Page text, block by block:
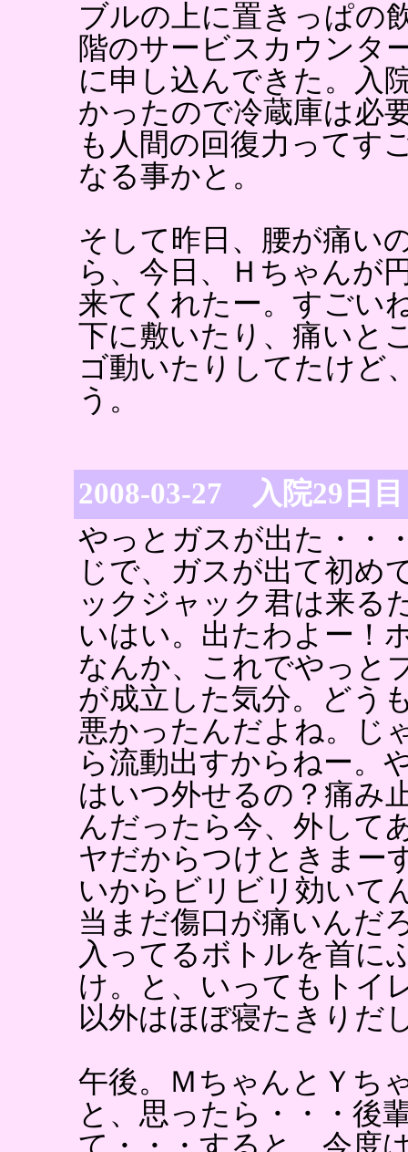
ブルの上に置きっぱの
階のサービスカウンタ
に申し込んできた。入
かったので冷蔵庫は必
も人間の回復力ってす
なる事かと。
そして昨日、腰が痛い
ら、今日、Ｈちゃんが
来てくれたー。すごい
下に敷いたり、痛いと
ゴ動いたりしてたけど
う。
2008-03-27 入院29日目
やっとガスが出た・・
じで、ガスが出て初め
ックジャック君は来る
いはい。出たわよー！
なんか、これでやっと
が成立した気分。どう
悪かったんだよね。じ
ら流動出すからねー。
はいつ外せるの？痛み
んだったら今、外して
ヤだからつけときまー
いからビリビリ効いて
当まだ傷口が痛いんだ
入ってるボトルを首に
け。と、いってもトイ
以外はほぼ寝たきりだ
午後。ＭちゃんとＹち
と、思ったら・・・後